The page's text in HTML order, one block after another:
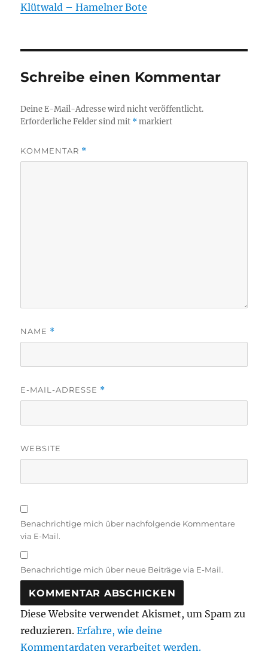
Klütwald – Hamelner Bote
Schreibe einen Kommentar
Deine E-Mail-Adresse wird nicht veröffentlicht.
Erforderliche Felder sind mit *markiert
KOMMENTAR *
NAME *
E-MAIL-ADRESSE *
WEBSITE
Benachrichtige mich über nachfolgende Kommentare
via E-Mail.
Benachrichtige mich über neue Beiträge via E-Mail.
Diese Website verwendet Akismet, um Spam zu
reduzieren.Erfahre, wie deine
Kommentardaten verarbeitet werden.